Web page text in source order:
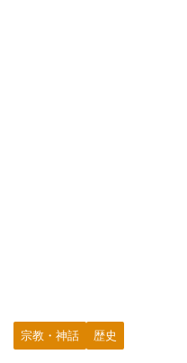
宗教・神話 歴史